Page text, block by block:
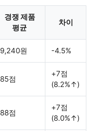
경쟁 제품
평균
차이
9,240원 -4.5%
85점
+7점
(8.2%↑)
88점
+7점
(8.0%↑)